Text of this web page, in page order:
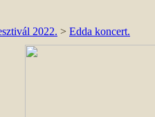
2022. > Edda koncert.